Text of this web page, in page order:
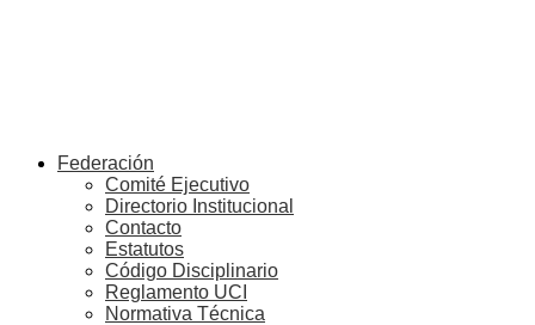
Federación
Comité Ejecutivo
Directorio Institucional
Contacto
Estatutos
Código Disciplinario
Reglamento UCI
Normativa Técnica